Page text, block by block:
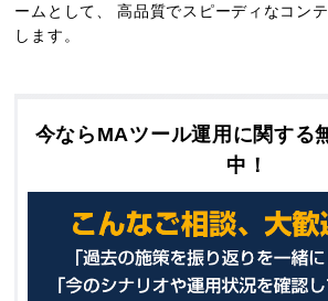
ームとして、
高品質でスピーディなコン
します。
今ならMAツール運用に関する
中！